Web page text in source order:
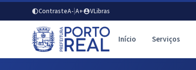
ContrasteA- A+ VLibras
Início Serviços